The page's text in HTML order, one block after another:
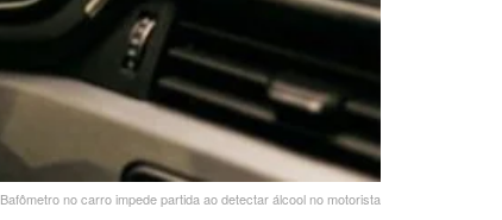
Bafômetro no carro impede partida ao detectar álcool no motorista